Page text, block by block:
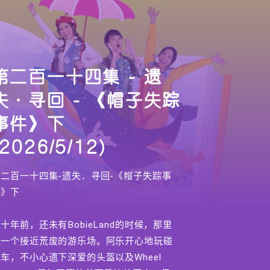
二百一十四集 - 遗
．寻回 - 《帽子失踪
件》下
5/12)
百一十四集-遗失．寻回-《帽子失踪事
下
年前，还未有BobieLand的时候，那里
个接近荒废的游乐场。阿乐开心地玩碰
，不小心遗下深爱的头盔以及Wheel